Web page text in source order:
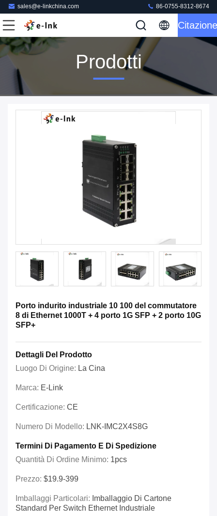
sales@e-linkchina.com 86-0755-8312-8674
Citazione
Prodotti
Porto indurito industriale 10 100 del commutatore
8 di Ethernet 1000T + 4 porto 1G SFP + 2 porto 10G
SFP+
Dettagli Del Prodotto
Luogo Di Origine: La Cina
Marca: E-Link
Certificazione: CE
Numero Di Modello: LNK-IMC2X4S8G
Termini Di Pagamento E Di Spedizione
Quantità Di Ordine Minimo: 1pcs
Prezzo: $19.9-399
Imballaggi Particolari: Imballaggio Di Cartone
Standard Per Switch Ethernet Industriale